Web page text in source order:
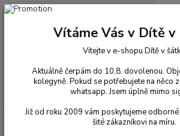
+420 603 818 836
Ergonomická nosítka Celopřezková nosítka
Vítáme Vás v Dítě v
Vítejte v e-shopu Dítě v
Aktuálně čerpám do 10.8. dovolenou.
kolegyně. Pokud se potřebujete na něco
whatsapp. Jsem úplně mimo
Již od roku 2009 vám poskytujeme
šité zákazníkovi na míru.